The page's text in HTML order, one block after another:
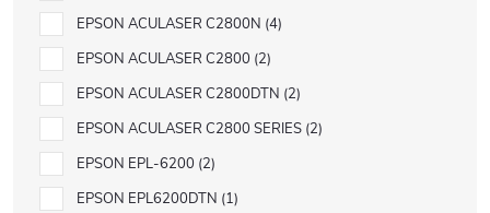
EPSON ACULASER C2800N 4
EPSON ACULASER C2800 2
EPSON ACULASER C2800DTN 2
EPSON ACULASER C2800 SERIES 2
EPSON EPL-6200 2
EPSON EPL6200DTN 1